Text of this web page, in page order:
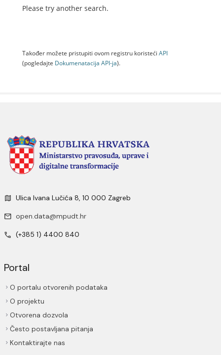
Please try another search.
Također možete pristupiti ovom registru koristeći API
(pogledajte Dokumenаtаcijа API-jа).